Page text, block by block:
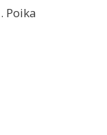
Poika